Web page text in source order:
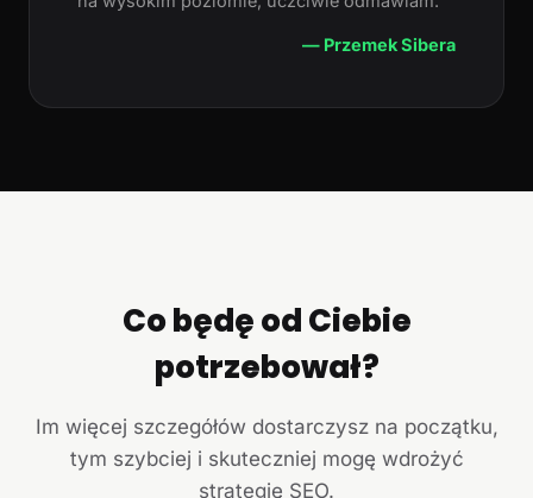
— Przemek Sibera
Co będę od Ciebie
potrzebował?
Im więcej szczegółów dostarczysz na początku,
tym szybciej i skuteczniej mogę wdrożyć
strategię SEO.